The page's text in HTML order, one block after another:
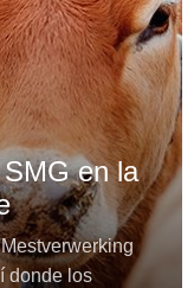
en la
donde los